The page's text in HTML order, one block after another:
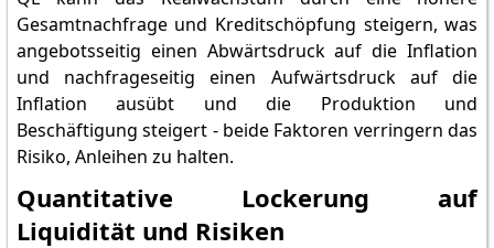
Gesamtnachfrage und Kreditschöpfung steigern, was
angebotsseitig einen Abwärtsdruck auf die Inflation
und nachfrageseitig einen Aufwärtsdruck auf die
Inflation ausübt und die Produktion und
Beschäftigung steigert - beide Faktoren verringern das
Risiko, Anleihen zu halten.
Quantitative Lockerung auf
Liquidität und Risiken